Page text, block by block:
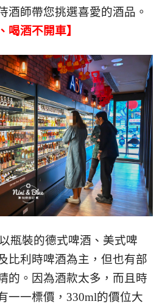
酒師帶您挑選喜愛的酒品。
喝酒不開車】
瓶裝的德式啤酒、美式啤
比利時啤酒為主，但也有部
的。因為酒款太多，而且時
一一標價，330ml的價位大